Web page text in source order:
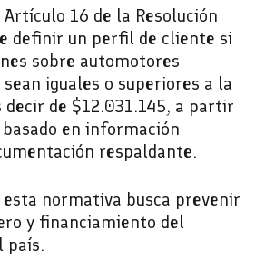
16 de la Resolución
definir un perfil de cliente si
sobre automotores
iguales o superiores a la
decir de $12.031.145, a partir
en información
respaldante.
esta normativa busca prevenir
y financiamiento del
país.